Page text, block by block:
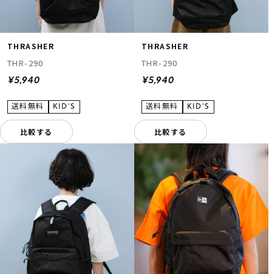
THRASHER
THR-290
¥5,940
比較する
THRASHER
THR-290
¥5,940
比較する